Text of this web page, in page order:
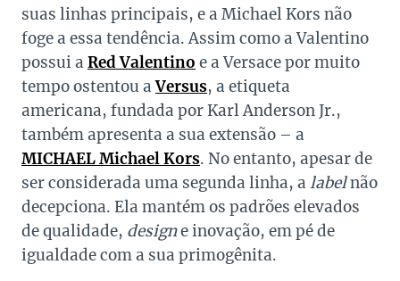
suas linhas principais, e a Michael Kors não
foge a essa tendência. Assim como a Valentino
possui a Red Valentino e a Versace por muito
tempo ostentou aVersus, a etiqueta
americana, fundada por Karl Anderson Jr.,
também apresenta a sua extensão – a
MICHAEL Michael Kors. No entanto, apesar de
ser considerada uma segunda linha, a labelnão
decepciona. Ela mantém os padrões elevados
de qualidade, designe inovação, em pé de
igualdade com a sua primogênita.